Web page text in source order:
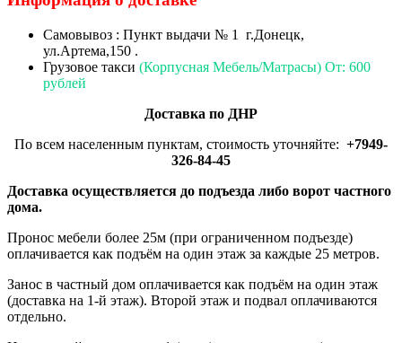
Самовывоз : Пункт выдачи № 1 г.Донецк,
ул.Артема,150 .
Грузовое такси (Корпусная Мебель/Матрасы) От: 600
рублей
Доставка по ДНР
По всем населенным пунктам, стоимость уточняйте: +7949-
326-84-45
Доставка осуществляется до подъезда либо ворот частного
дома.
Пронос мебели более 25м (при ограниченном подъезде)
оплачивается как подъём на один этаж за каждые 25 метров.
Занос в частный дом оплачивается как подъём на один этаж
(доставка на 1-й этаж). Второй этаж и подвал оплачиваются
отдельно.